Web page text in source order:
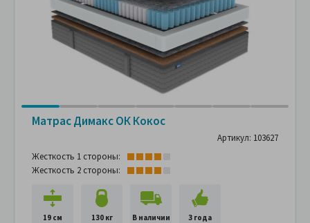
Матрас Димакс ОК Кокос
Артикул: 103627
Жесткость 1 стороны:
Жесткость 2 стороны:
19 см 130 кг В наличии 3 года